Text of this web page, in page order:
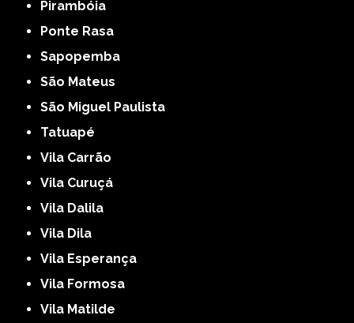
Pirambóia
Ponte Rasa
Sapopemba
São Mateus
São Miguel Paulista
Tatuapé
Vila Carrão
Vila Curuçá
Vila Dalila
Vila Dila
Vila Esperança
Vila Formosa
Vila Matilde